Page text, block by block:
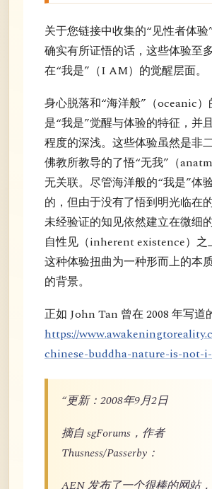
关于您链接中收集的“见性者体
确实有所证悟的话，这些体验至
在“我是”（I AM）的觉醒层面。
身心脱落和“海洋般”（oceanic
是“我是”觉醒与体验的特征，并
程度的深浅。这些体验虽然是非
佛教所教导的了悟“无我”（
无关联。尽管海洋般的“我是”体
的，但由于没有了悟到明光临在
未经验证的知见依然建立在微细
自性见（inherent existence）之
这种体验扭曲为一种形而上的本
的背景。
正如 John Tan 曾在 2008 年写道
https://
chinese-buddha-nature-is-not-
“更新：2008年9月2日
摘自 sgForums，作者
Thusness/Passerby：
AEN 发布了一个很棒的网站